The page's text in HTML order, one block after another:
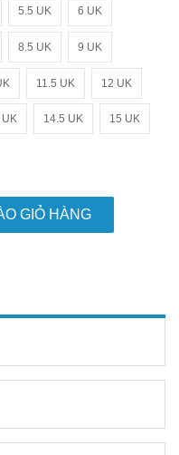
5.5 UK 6 UK
8.5 UK 9 UK
11.5 UK 12 UK
UK 14.5 UK 15 UK
GIỎ HÀNG